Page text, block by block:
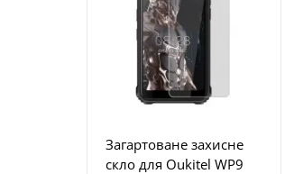
Загартоване захисне
скло для Oukitel WP9